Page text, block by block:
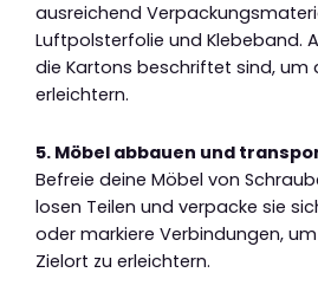
ausreichend
Luftpolsterfolie und Klebeband.
die Kartons beschriftet sind, um
erleichtern.
5. Möbel abbauen und
Befreie deine Möbel von
losen Teilen und verpacke sie
oder markiere Verbindungen,
Zielort zu erleichtern.